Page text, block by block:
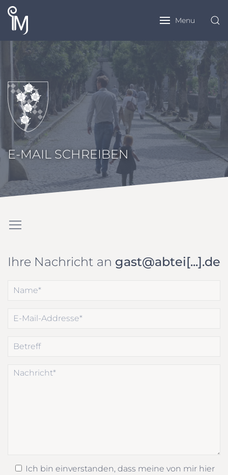
Menu
E-MAIL SCHREIBEN
Ihre Nachricht an gast@abtei[...].de
Ich bin einverstanden, dass meine von mir hier